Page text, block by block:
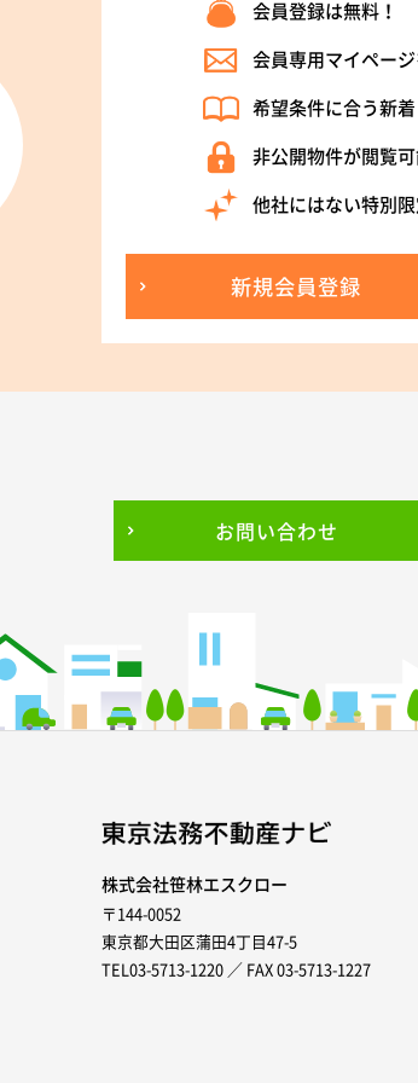
会員登録は無料！
会員専用マイページ
希望条件に合う新
非公開物件が閲覧可
他社にはない特別
新規会員登録
お問い合わせ
株式会社笹林エスクロー
〒144-0052
東京都大田区蒲田4丁目47-5
TEL03-5713-1220 ／ FAX 03-5713-1227